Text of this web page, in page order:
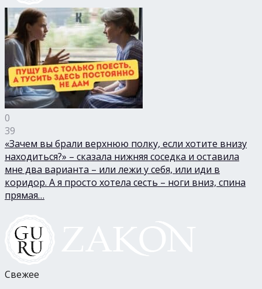
0
39
«Зачем вы брали верхнюю полку, если хотите внизу
находиться?» – сказала нижняя соседка и оставила
мне два варианта – или лежи у себя, или иди в
коридор. А я просто хотела сесть – ноги вниз, спина
прямая…
Свежее